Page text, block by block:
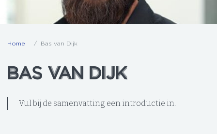
Home Bas van Dijk
BAS VAN DIJK
BAS VAN DIJK
Vul bij de samenvatting een introductie in.